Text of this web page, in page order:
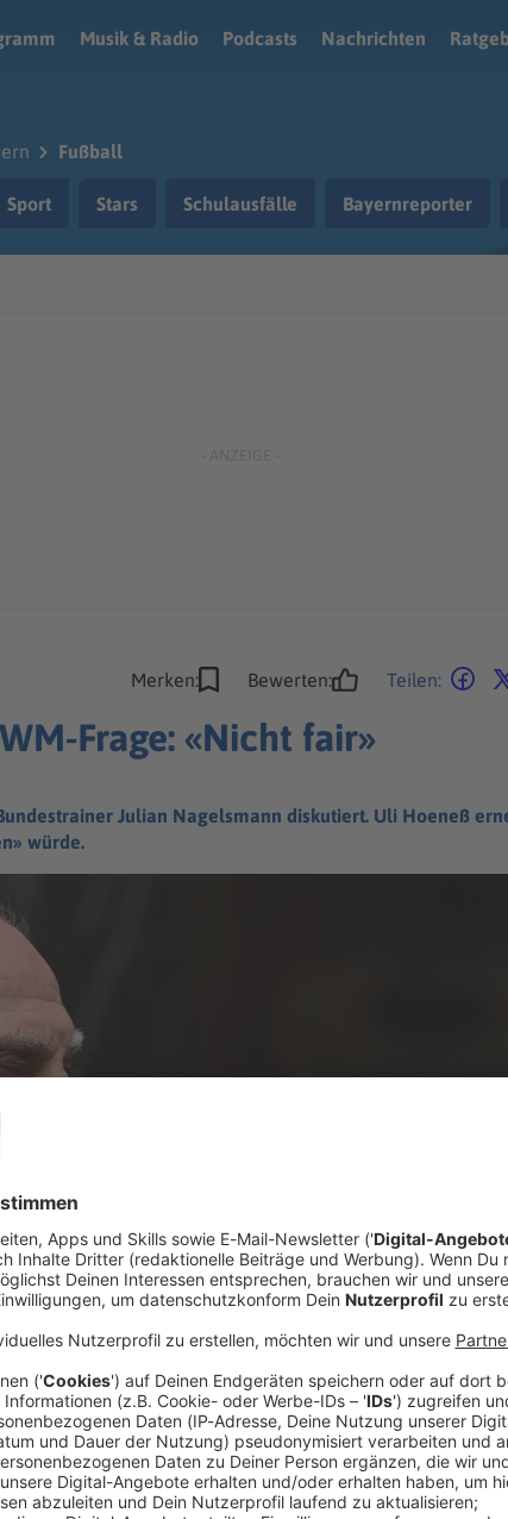
Musik & Radio Podcasts Nachrichten
Fußball
Sport Stars Schulausfälle Bayernreporter
Merken: Bewerten: Teilen:
Frage: «Nicht fair»
Julian Nagelsmann diskutiert. Uli Hoeneß
würde.